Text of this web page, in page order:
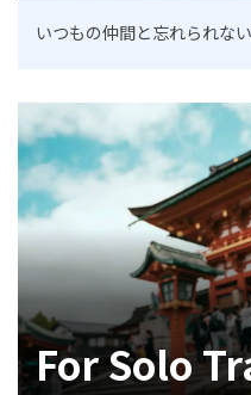
いつもの仲間と忘れられな
For Solo